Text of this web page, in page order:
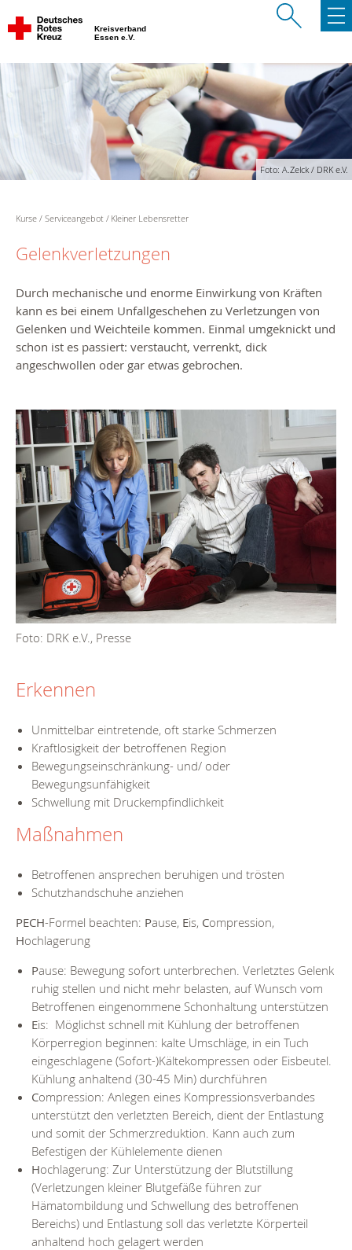
Kreisverband
Essen e.V.
Foto: A.Zelck / DRK e.V.
Kurse Serviceangebot Kleiner Lebensretter
Gelenkverletzungen
Durch mechanische und enorme Einwirkung von Kräften
kann es bei einem Unfallgeschehen zu Verletzungen von
Gelenken und Weichteile kommen. Einmal umgeknickt und
schon ist es passiert: verstaucht, verrenkt, dick
angeschwollen oder gar etwas gebrochen.
Foto: DRK e.V., Presse
Erkennen
Unmittelbar eintretende, oft starke Schmerzen
Kraftlosigkeit der betroffenen Region
Bewegungseinschränkung- und/ oder
Bewegungsunfähigkeit
Schwellung mit Druckempfindlichkeit
Maßnahmen
Betroffenen ansprechen beruhigen und trösten
Schutzhandschuhe anziehen
PECH-Formel beachten: Pause, Eis, Compression,
Hochlagerung
Pause: Bewegung sofort unterbrechen. Verletztes Gelenk
ruhig stellen und nicht mehr belasten, auf Wunsch vom
Betroffenen eingenommene Schonhaltung unterstützen
Eis: Möglichst schnell mit Kühlung der betroffenen
Körperregion beginnen: kalte Umschläge, in ein Tuch
eingeschlagene (Sofort-)Kältekompressen oder Eisbeutel.
Kühlung anhaltend (30-45 Min) durchführen
Compression: Anlegen eines Kompressionsverbandes
unterstützt den verletzten Bereich, dient der Entlastung
und somit der Schmerzreduktion. Kann auch zum
Befestigen der Kühlelemente dienen
Hochlagerung: Zur Unterstützung der Blutstillung
(Verletzungen kleiner Blutgefäße führen zur
Hämatombildung und Schwellung des betroffenen
Bereichs) und Entlastung soll das verletzte Körperteil
anhaltend hoch gelagert werden